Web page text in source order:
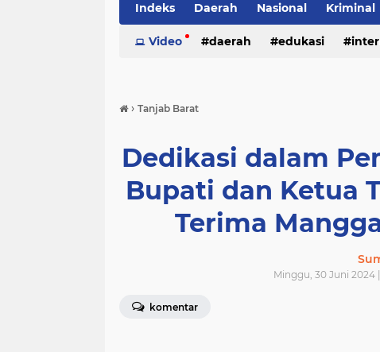
Indeks Daerah Nasional Kriminal
Video daerah edukasi
› Tanjab Barat
Dedikasi dalam
Bupati dan Ketua
Terima
Minggu, 30 Juni 2024
komentar